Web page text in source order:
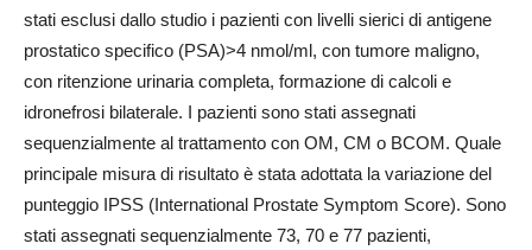
stati esclusi dallo studio i pazienti con livelli sierici di antigene
prostatico specifico (PSA)>4 nmol/ml, con tumore maligno,
con ritenzione urinaria completa, formazione di calcoli e
idronefrosi bilaterale. I pazienti sono stati assegnati
sequenzialmente al trattamento con OM, CM o BCOM. Quale
principale misura di risultato è stata adottata la variazione del
punteggio IPSS (International Prostate Symptom Score). Sono
stati assegnati sequenzialmente 73, 70 e 77 pazienti,